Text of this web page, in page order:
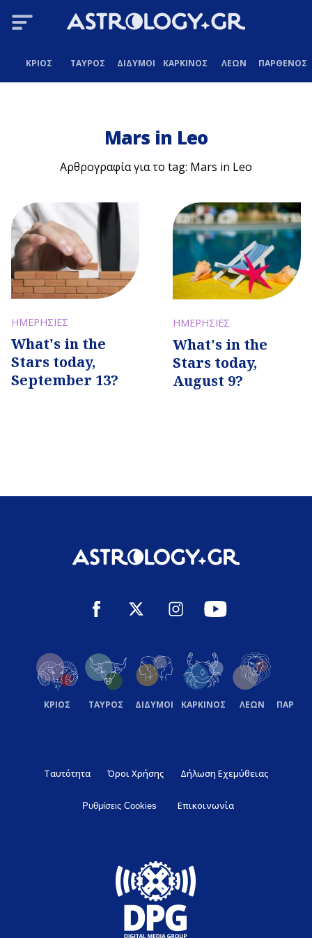
ΚΡΙΟΣ ΤΑΥΡΟΣ ΔΙΔΥΜΟΙ ΚΑΡΚΙΝΟΣ ΛΕΩΝ ΠΑΡΘΕΝΟΣ
Mars in Leo
Αρθρογραφία για το tag: Mars in Leo
ΗΜΕΡΗΣΙΕΣ
What's in the
Stars today,
September 13?
ΗΜΕΡΗΣΙΕΣ
What's in the
Stars today,
August 9?
ΚΡΙΟΣ ΤΑΥΡΟΣ ΔΙΔΥΜΟΙ ΚΑΡΚΙΝΟΣ ΛΕΩΝ
Ταυτότητα Όροι Χρήσης Δήλωση Εχεμύθειας
Ρυθμίσεις Cookies Επικοινωνία